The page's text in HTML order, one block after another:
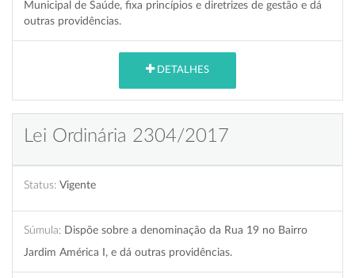
Municipal de Saúde, fixa princípios e diretrizes de gestão e dá
outras providências.
DETALHES
Lei Ordinária 2304/2017
Status: Vigente
Súmula: Dispõe sobre a denominação da Rua 19 no Bairro
Jardim América I, e dá outras providências.